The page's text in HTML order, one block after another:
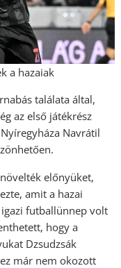
a hazaiak
találata által,
az első játékrész
Navrátil
előnyüket,
amit a hazai
futballünnep volt
hogy a
Dzsudzsák
már nem okozott